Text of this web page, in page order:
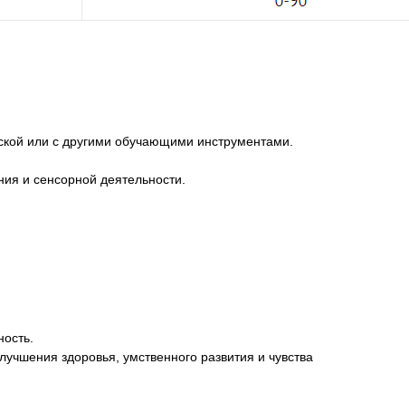
или с другими обучающими инструментами.
и сенсорной деятельности.
здоровья, умственного развития и чувства